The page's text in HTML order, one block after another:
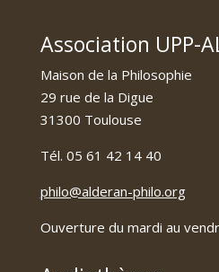
Association UPP-
Maison de la Philosophie
29 rue de la Digue
31300 Toulouse
Tél. 05 61 42 14 40
philo@alderan-philo.org
Ouverture du mardi au